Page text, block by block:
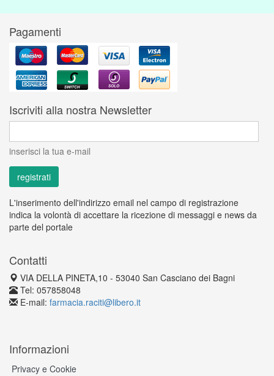
Pagamenti
Iscriviti alla nostra Newsletter
inserisci la tua e-mail
L'inserimento dell'indirizzo email nel campo di registrazione
indica la volontà di accettare la ricezione di messaggi e news da
parte del portale
Contatti
VIA DELLA PINETA,10 - 53040 San Casciano dei Bagni
Tel: 057858048
E-mail: farmacia.raciti@libero.it
Informazioni
Privacy e Cookie